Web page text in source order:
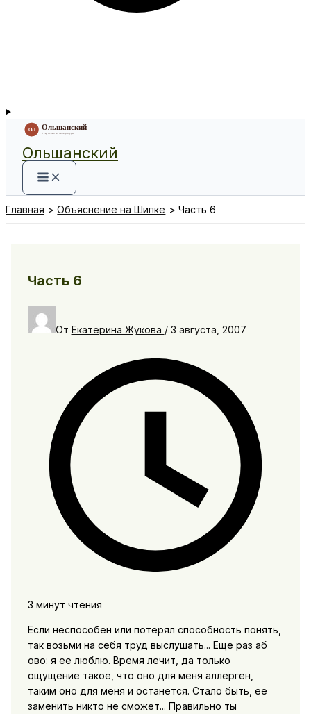
Ольшанский
Главная Объяснение на Шипке Часть 6
Часть 6
От Екатерина Жукова / 3 августа, 2007
3 минут чтения
Если неспособен или потерял способность понять,
так возьми на себя труд выслушать... Еще раз аб
ово: я ее люблю. Время лечит, да только
ощущение такое, что оно для меня аллерген,
таким оно для меня и останется. Стало быть, ее
заменить никто не сможет... Правильно ты